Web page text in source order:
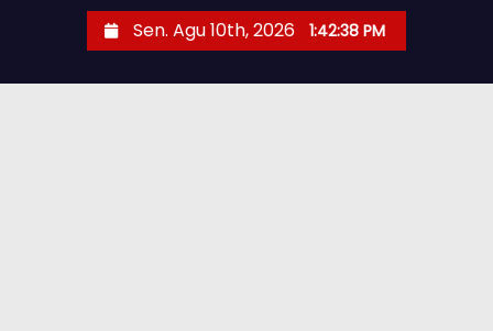
Sen. Agu 10th, 2026 1:42:39 PM